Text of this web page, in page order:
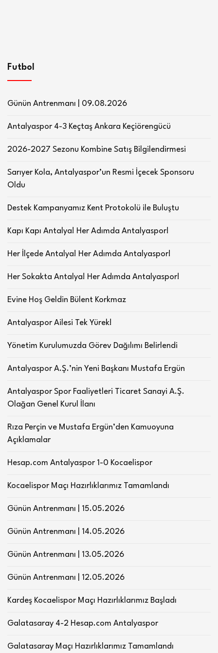
Futbol
Günün Antrenmanı | 09.08.2026
Antalyaspor 4-3 Keçtaş Ankara Keçiörengücü
2026-2027 Sezonu Kombine Satış Bilgilendirmesi
Sarıyer Kola, Antalyaspor’un Resmi İçecek Sponsoru
Oldu
Destek Kampanyamız Kent Protokolü ile Buluştu
Kapı Kapı Antalya! Her Adımda Antalyaspor!
Her İlçede Antalya! Her Adımda Antalyaspor!
Her Sokakta Antalya! Her Adımda Antalyaspor!
Evine Hoş Geldin Bülent Korkmaz
Antalyaspor Ailesi Tek Yürek!
Yönetim Kurulumuzda Görev Dağılımı Belirlendi
Antalyaspor A.Ş.’nin Yeni Başkanı Mustafa Ergün
Antalyaspor Spor Faaliyetleri Ticaret Sanayi A.Ş.
Olağan Genel Kurul İlanı
Rıza Perçin ve Mustafa Ergün’den Kamuoyuna
Açıklamalar
Hesap.com Antalyaspor 1-0 Kocaelispor
Kocaelispor Maçı Hazırlıklarımız Tamamlandı
Günün Antrenmanı | 15.05.2026
Günün Antrenmanı | 14.05.2026
Günün Antrenmanı | 13.05.2026
Günün Antrenmanı | 12.05.2026
Kardeş Kocaelispor Maçı Hazırlıklarımız Başladı
Galatasaray 4-2 Hesap.com Antalyaspor
Galatasaray Maçı Hazırlıklarımız Tamamlandı